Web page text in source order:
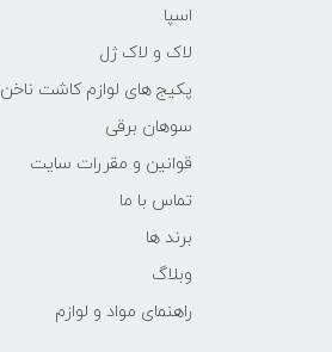
اسپا
لاک و لاک ژل
پکیج های لوازم کاشت ناخن
سوهان برقی
قوانین و مقررات سایت
تماس با ما
برند ها
وبلاگ
راهنمای مواد و لوازم